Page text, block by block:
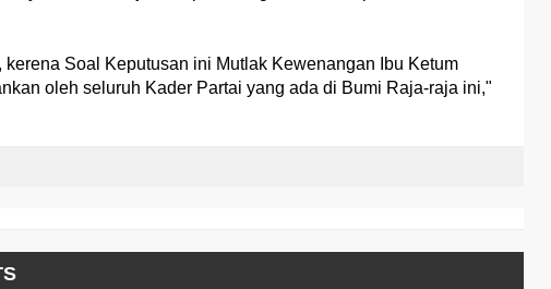
kerena Soal Keputusan ini Mutlak Kewenangan Ibu Ketum
oleh seluruh Kader Partai yang ada di Bumi Raja-raja ini,"